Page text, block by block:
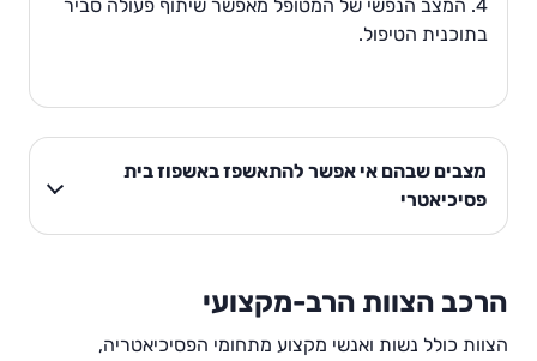
המצב הנפשי של המטופל מאפשר שיתוף פעולה סביר
בתוכנית הטיפול.
מצבים שבהם אי אפשר להתאשפז באשפוז בית
פסיכיאטרי
הרכב הצוות הרב-מקצועי
הצוות כולל נשות ואנשי מקצוע מתחומי הפסיכיאטריה,